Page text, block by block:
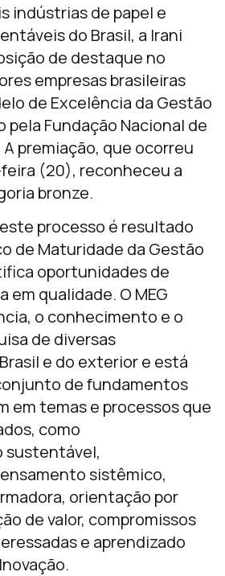
indústrias de papel e
do Brasil, a Irani
de destaque no
empresas brasileiras
de Excelência da Gestão
pela Fundação Nacional de
premiação, que ocorreu
(20), reconheceu a
bronze.
processo é resultado
de Maturidade da Gestão
oportunidades de
qualidade. O MEG
o conhecimento e o
de diversas
e do exterior e está
de fundamentos
em temas e processos que
como
sustentável,
sistêmico,
orientação por
de valor, compromissos
e aprendizado